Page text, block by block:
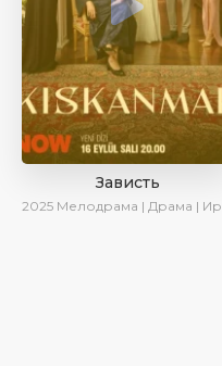
Зависть
2025 Мелодрама | Драма | Ирина Котова | AlisaDirilis | Новинки | Сериалы 2025